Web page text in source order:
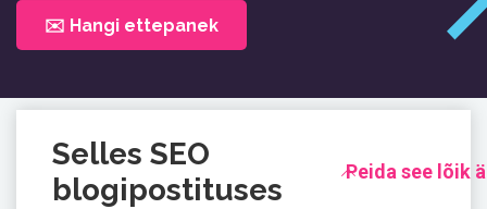
✉️ Hangi ettepanek
Selles SEO
blogipostituses
Peida see lõik